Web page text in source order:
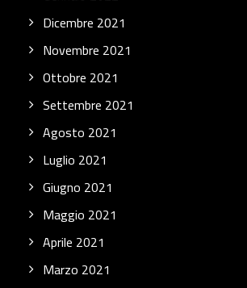
Dicembre 2021
Novembre 2021
Ottobre 2021
Settembre 2021
Agosto 2021
Luglio 2021
Giugno 2021
Maggio 2021
Aprile 2021
Marzo 2021